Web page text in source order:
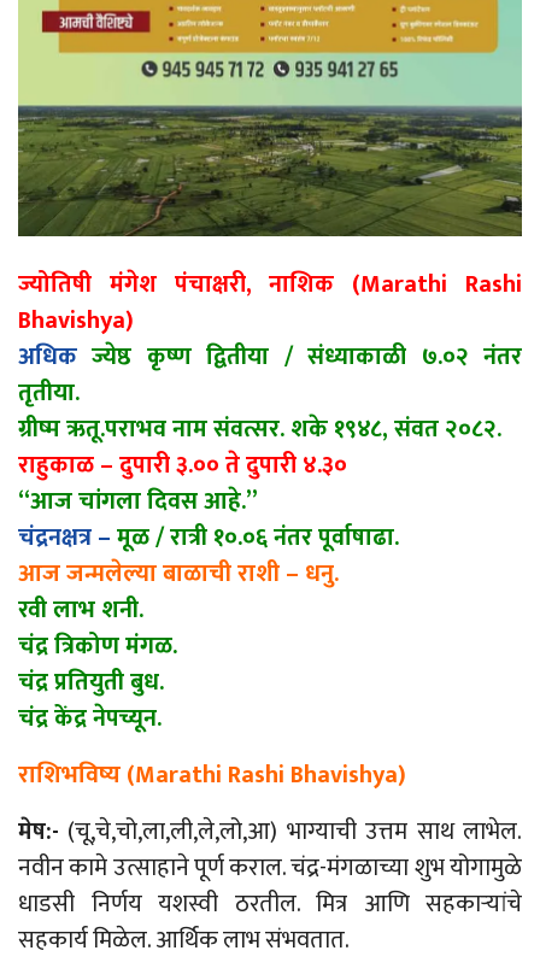
ज्योतिषी मंगेश पंचाक्षरी, नाशिक (Marathi Rashi
Bhavishya)
अधिक ज्येष्ठ कृष्ण द्वितीया / संध्याकाळी ७.०२ नंतर
तृतीया.
ग्रीष्म ऋतू.पराभव नाम संवत्सर. शके १९४८, संवत २०८२.
राहुकाळ – दुपारी ३.०० ते दुपारी ४.३०
“आज चांगला दिवस आहे.”
चंद्रनक्षत्र –मूळ / रात्री १०.०६ नंतर पूर्वाषाढा.
आज जन्मलेल्या बाळाची राशी – धनु.
रवी लाभ शनी.
चंद्र त्रिकोण मंगळ.
चंद्र प्रतियुती बुध.
चंद्र केंद्र नेपच्यून.
राशिभविष्य (Marathi Rashi Bhavishya)
मेष:- (चू,चे,चो,ला,ली,ले,लो,आ) भाग्याची उत्तम साथ लाभेल.
नवीन कामे उत्साहाने पूर्ण कराल. चंद्र-मंगळाच्या शुभ योगामुळे
धाडसी निर्णय यशस्वी ठरतील. मित्र आणि सहकाऱ्यांचे
सहकार्य मिळेल. आर्थिक लाभ संभवतात.